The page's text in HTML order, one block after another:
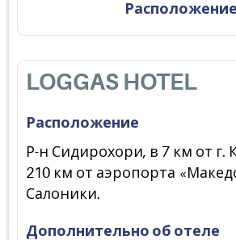
Расположение
LOGGAS HOTEL
Расположение
Р-н Сидирохори, в 7 км от г.
210 км от аэропорта
Салоники.
Дополнительно об отеле